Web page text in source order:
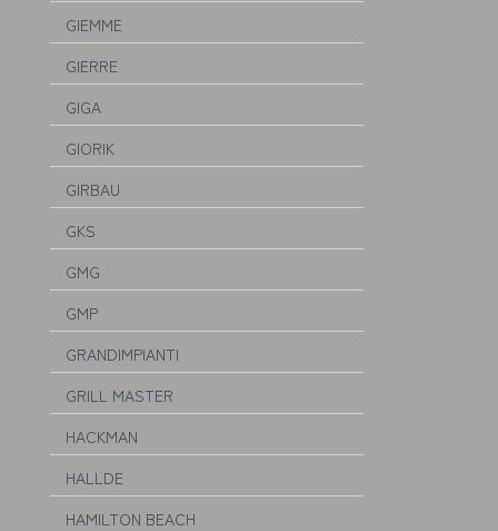
GIEMME
GIERRE
GIGA
GIORIK
GIRBAU
GKS
GMG
GMP
GRANDIMPIANTI
GRILL MASTER
HACKMAN
HALLDE
HAMILTON BEACH